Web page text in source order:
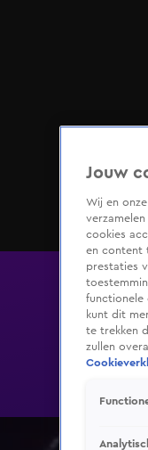
Jouw
Wij en onze
cookies
en content
prestaties
functionele
kunt dit
te trekken
zullen